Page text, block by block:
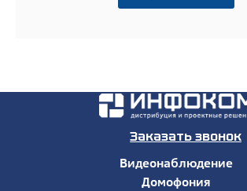
Заказать звонок
Видеонаблюдение
Домофония